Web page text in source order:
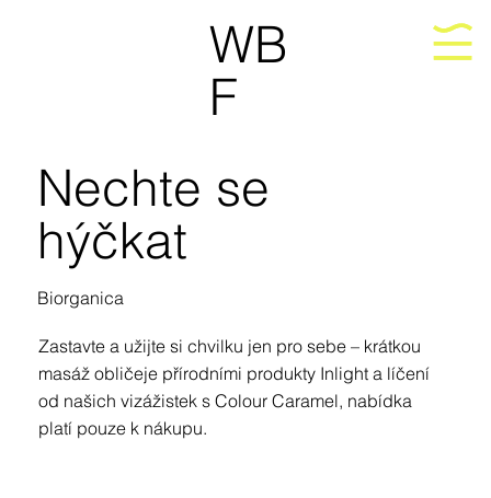
WB
F
Nechte se
hýčkat
Biorganica
Zastavte a užijte si chvilku jen pro sebe – krátkou
masáž obličeje přírodními produkty Inlight a líčení
od našich vizážistek s Colour Caramel, nabídka
platí pouze k nákupu.